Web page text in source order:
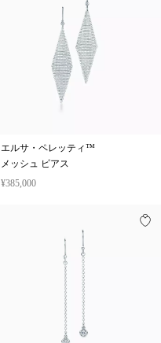
エルサ・ペレッティ™
メッシュ ピアス
¥385,000